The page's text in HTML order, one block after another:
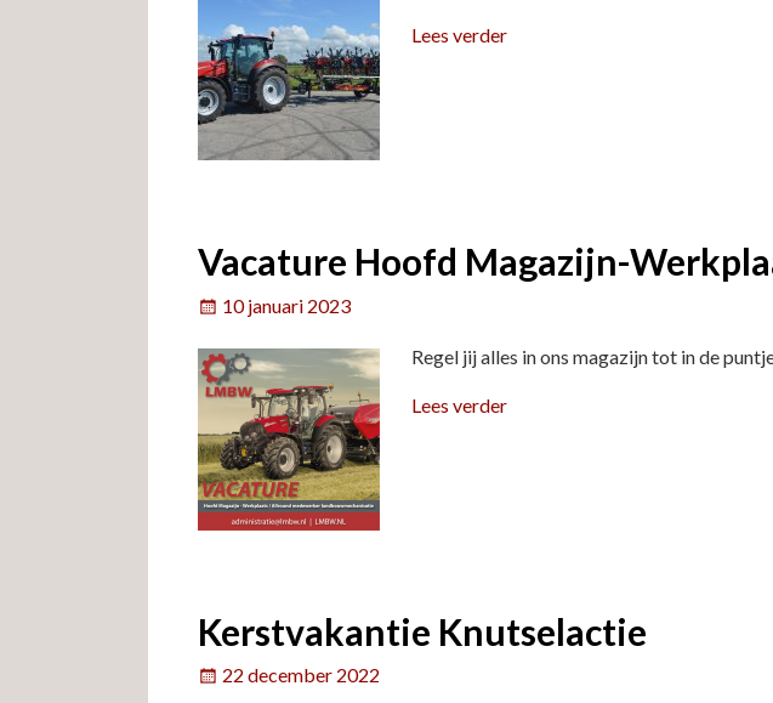
Lees verder
Vacature Hoofd Magazijn-
10 januari 2023
Regel jij alles in ons magazijn tot in de
Lees verder
Kerstvakantie Knutselactie
22 december 2022